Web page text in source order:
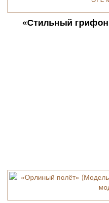
«Стильный